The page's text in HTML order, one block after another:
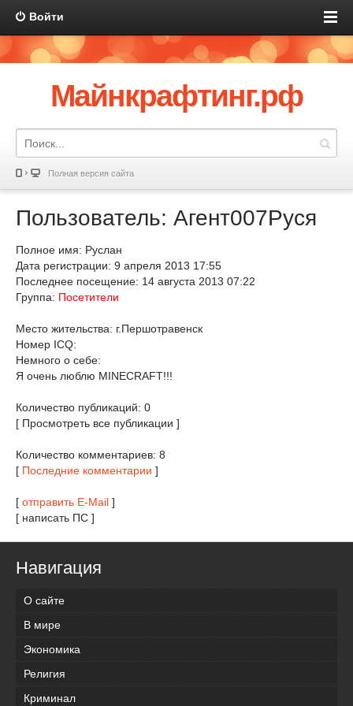
Войти
Майнкрафтинг.рф
Полная версия сайта
Пользователь: Агент007Руся
Полное имя: Руслан
Дата регистрации: 9 апреля 2013 17:55
Последнее посещение: 14 августа 2013 07:22
Группа: Посетители
Место жительства: г.Першотравенск
Номер ICQ:
Немного о себе:
Я очень люблю MINECRAFT!!!
Количество публикаций: 0
[ Просмотреть все публикации ]
Количество комментариев: 8
[ Последние комментарии ]
[ отправить E-Mail ]
[ написать ПС ]
Навигация
О сайте
В мире
Экономика
Религия
Криминал